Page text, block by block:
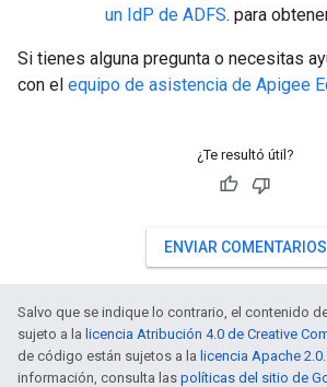
un IdP de ADFS. para
Si tienes alguna pregunta o necesitas
con el equipo de asistencia de Apigee
¿Te resultó útil?
ENVIAR COMENTARIOS
Salvo que se indique lo contrario, el contenido
sujeto a la licencia Atribución 4.0 de Creative
de código están sujetos a la licencia Apache 2.0
información, consulta las políticas del sitio de